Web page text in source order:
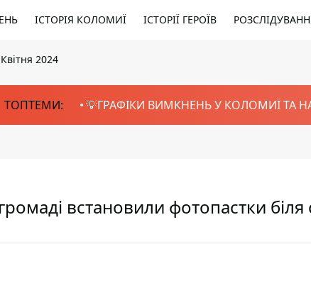
ІСТОРІЯ КОЛОМИЇ ІСТОРІЇ ГЕРОЇВ
2024
ТОПТЕМИ: 💡ГРАФІКИ ВИМКНЕНЬ У КОЛОМИЇ ТА
встановили фотопастки біля